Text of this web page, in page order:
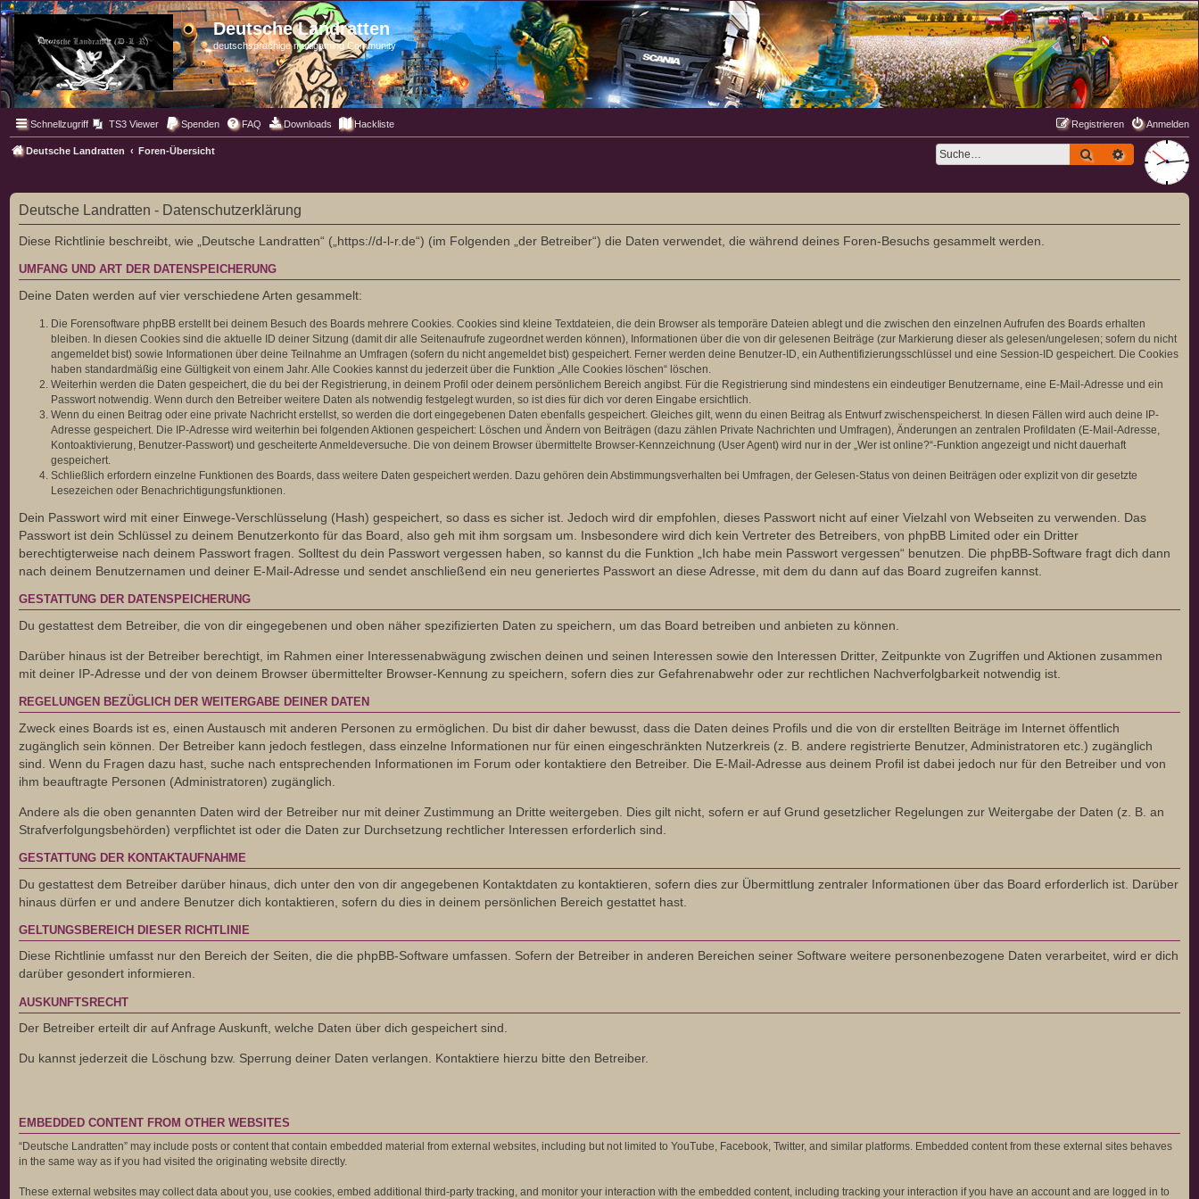
Deutsche Landratten
deutschsprachige multigaming Community
Schnellzugriff TS3 Viewer Spenden FAQ Downloads Hackliste Anmelden
Registrieren
Deutsche Landratten Foren-Übersicht SucheErweiterte
Deutsche Landratten - Datenschutzerklärung
Diese Richtlinie beschreibt, wie „Deutsche Landratten“ („https://d-l-r.de“) (im Folgenden „der Betreiber“) die Daten verwendet, die während deines Foren-Besuchs gesammelt werden.
UMFANG UND ART DER DATENSPEICHERUNG
Deine Daten werden auf vier verschiedene Arten gesammelt:
Die Forensoftware phpBB erstellt bei deinem Besuch des Boards mehrere Cookies. Cookies sind kleine Textdateien, die dein Browser als temporäre Dateien ablegt und die zwischen den einzelnen Aufrufen des Boards erhalten
bleiben. In diesen Cookies sind die aktuelle ID deiner Sitzung (damit dir alle Seitenaufrufe zugeordnet werden können), Informationen über die von dir gelesenen Beiträge (zur Markierung dieser als gelesen/ungelesen; sofern du nicht
angemeldet bist) sowie Informationen über deine Teilnahme an Umfragen (sofern du nicht angemeldet bist) gespeichert. Ferner werden deine Benutzer-ID, ein Authentifizierungsschlüssel und eine Session-ID gespeichert. Die Cookies
haben standardmäßig eine Gültigkeit von einem Jahr. Alle Cookies kannst du jederzeit über die Funktion „Alle Cookies löschen“ löschen.
Weiterhin werden die Daten gespeichert, die du bei der Registrierung, in deinem Profil oder deinem persönlichem Bereich angibst. Für die Registrierung sind mindestens ein eindeutiger Benutzername, eine E-Mail-Adresse und ein
Passwort notwendig. Wenn durch den Betreiber weitere Daten als notwendig festgelegt wurden, so ist dies für dich vor deren Eingabe ersichtlich.
Wenn du einen Beitrag oder eine private Nachricht erstellst, so werden die dort eingegebenen Daten ebenfalls gespeichert. Gleiches gilt, wenn du einen Beitrag als Entwurf zwischenspeicherst. In diesen Fällen wird auch deine IP-
Adresse gespeichert. Die IP-Adresse wird weiterhin bei folgenden Aktionen gespeichert: Löschen und Ändern von Beiträgen (dazu zählen Private Nachrichten und Umfragen), Änderungen an zentralen Profildaten (E-Mail-Adresse,
Kontoaktivierung, Benutzer-Passwort) und gescheiterte Anmeldeversuche. Die von deinem Browser übermittelte Browser-Kennzeichnung (User Agent) wird nur in der „Wer ist online?“-Funktion angezeigt und nicht dauerhaft
gespeichert.
Schließlich erfordern einzelne Funktionen des Boards, dass weitere Daten gespeichert werden. Dazu gehören dein Abstimmungsverhalten bei Umfragen, der Gelesen-Status von deinen Beiträgen oder explizit von dir gesetzte
Lesezeichen oder Benachrichtigungsfunktionen.
Dein Passwort wird mit einer Einwege-Verschlüsselung (Hash) gespeichert, so dass es sicher ist. Jedoch wird dir empfohlen, dieses Passwort nicht auf einer Vielzahl von Webseiten zu verwenden. Das
Passwort ist dein Schlüssel zu deinem Benutzerkonto für das Board, also geh mit ihm sorgsam um. Insbesondere wird dich kein Vertreter des Betreibers, von phpBB Limited oder ein Dritter
berechtigterweise nach deinem Passwort fragen. Solltest du dein Passwort vergessen haben, so kannst du die Funktion „Ich habe mein Passwort vergessen“ benutzen. Die phpBB-Software fragt dich dann
nach deinem Benutzernamen und deiner E-Mail-Adresse und sendet anschließend ein neu generiertes Passwort an diese Adresse, mit dem du dann auf das Board zugreifen kannst.
GESTATTUNG DER DATENSPEICHERUNG
Du gestattest dem Betreiber, die von dir eingegebenen und oben näher spezifizierten Daten zu speichern, um das Board betreiben und anbieten zu können.
Darüber hinaus ist der Betreiber berechtigt, im Rahmen einer Interessenabwägung zwischen deinen und seinen Interessen sowie den Interessen Dritter, Zeitpunkte von Zugriffen und Aktionen zusammen
mit deiner IP-Adresse und der von deinem Browser übermittelter Browser-Kennung zu speichern, sofern dies zur Gefahrenabwehr oder zur rechtlichen Nachverfolgbarkeit notwendig ist.
REGELUNGEN BEZÜGLICH DER WEITERGABE DEINER DATEN
Zweck eines Boards ist es, einen Austausch mit anderen Personen zu ermöglichen. Du bist dir daher bewusst, dass die Daten deines Profils und die von dir erstellten Beiträge im Internet öffentlich
zugänglich sein können. Der Betreiber kann jedoch festlegen, dass einzelne Informationen nur für einen eingeschränkten Nutzerkreis (z. B. andere registrierte Benutzer, Administratoren etc.) zugänglich
sind. Wenn du Fragen dazu hast, suche nach entsprechenden Informationen im Forum oder kontaktiere den Betreiber. Die E-Mail-Adresse aus deinem Profil ist dabei jedoch nur für den Betreiber und von
ihm beauftragte Personen (Administratoren) zugänglich.
Andere als die oben genannten Daten wird der Betreiber nur mit deiner Zustimmung an Dritte weitergeben. Dies gilt nicht, sofern er auf Grund gesetzlicher Regelungen zur Weitergabe der Daten (z. B. an
Strafverfolgungsbehörden) verpflichtet ist oder die Daten zur Durchsetzung rechtlicher Interessen erforderlich sind.
GESTATTUNG DER KONTAKTAUFNAHME
Du gestattest dem Betreiber darüber hinaus, dich unter den von dir angegebenen Kontaktdaten zu kontaktieren, sofern dies zur Übermittlung zentraler Informationen über das Board erforderlich ist. Darüber
hinaus dürfen er und andere Benutzer dich kontaktieren, sofern du dies in deinem persönlichen Bereich gestattet hast.
GELTUNGSBEREICH DIESER RICHTLINIE
Diese Richtlinie umfasst nur den Bereich der Seiten, die die phpBB-Software umfassen. Sofern der Betreiber in anderen Bereichen seiner Software weitere personenbezogene Daten verarbeitet, wird er dich
darüber gesondert informieren.
AUSKUNFTSRECHT
Der Betreiber erteilt dir auf Anfrage Auskunft, welche Daten über dich gespeichert sind.
Du kannst jederzeit die Löschung bzw. Sperrung deiner Daten verlangen. Kontaktiere hierzu bitte den Betreiber.
EMBEDDED CONTENT FROM OTHER WEBSITES
“Deutsche Landratten” may include posts or content that contain embedded material from external websites, including but not limited to YouTube, Facebook, Twitter, and similar platforms. Embedded content from these external sites behaves
in the same way as if you had visited the originating website directly.
These external websites may collect data about you, use cookies, embed additional third-party tracking, and monitor your interaction with the embedded content, including tracking your interaction if you have an account and are logged in to